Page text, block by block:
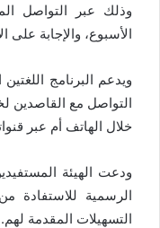
وذلك عبر التواصل
الأسبوع، والإجابة
ويدعم البرنامج
التواصل مع القاصدين
خلال الهاتف أم عبر
ودعت الهيئة
الرسمية للاستفادة
التسهيلات المقدمة لهم.